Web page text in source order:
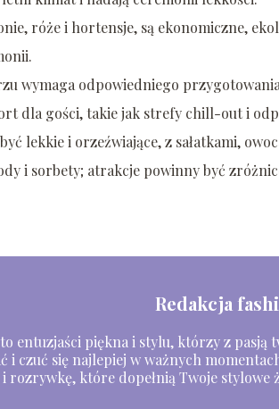
róże i hortensje, są ekonomiczne,
wymaga odpowiedniego
dla gości, takie jak strefy chill-out i
lekkie i orzeźwiające, z sałatkami,
i sorbety; atrakcje powinny być
Redakcja
entuzjaści piękna i stylu, którzy z
i czuć się najlepiej w ważnych
rozrywkę, które dopełnią Twoje stylowe